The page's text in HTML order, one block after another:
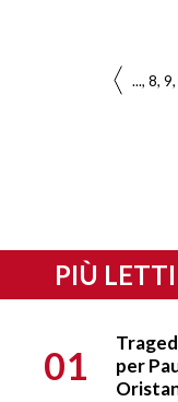
... 8 9
PIÙ LETTI
01
per